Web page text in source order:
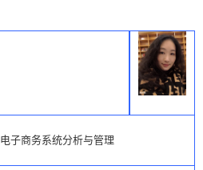
电子商务系统分析与管理